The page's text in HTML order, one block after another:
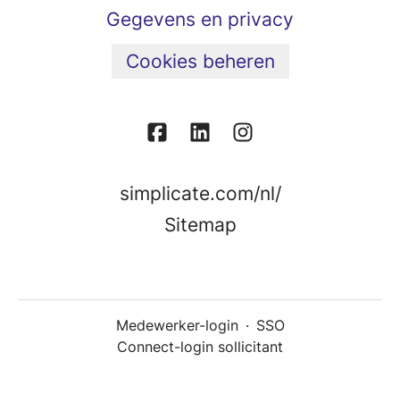
Gegevens en privacy
Cookies beheren
simplicate.com/nl/
Sitemap
Medewerker-login · SSO
Connect-login sollicitant